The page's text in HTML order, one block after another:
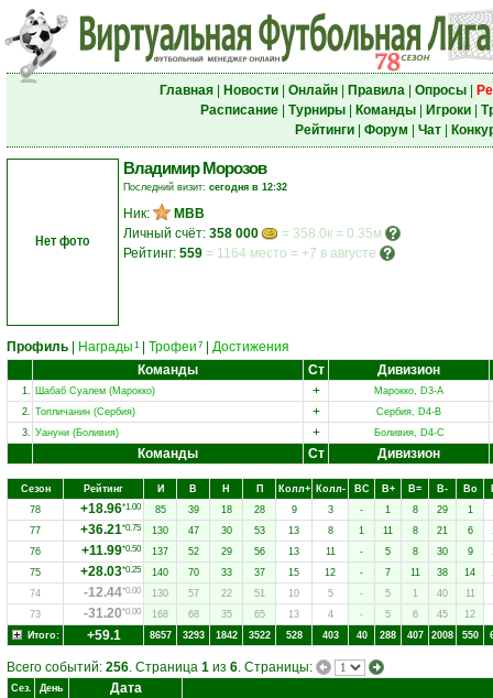
Главная| Новости| Онлайн| Правила| Опросы|
Расписание| Турниры| Команды| Игроки|
Рейтинги| Форум Чат|
Нет фото
Владимир Морозов
Последний визит: сегодня в 12:32
Ник:
МВВ
Личный счёт: 358 000
= 358.0к = 0.35м
Рейтинг: 559 = 1164 место = +7 в августе
Профиль Награды 1 Трофеи 7
Достижения
Команды
Ст Дивизион
1. Шабаб Суалем (Марокко) +
Марокко, D3-A
2. Топличанин (Сербия) +
Сербия, D4-B
3. Уануни (Боливия) + Боливия, D4-C
Команды Ст Дивизион
Сезон Рейтинг И В Н П Колл+ Колл- ВC В+ В= В- Вo
78
+18.96*1.00 85 39 18 28 9 3 - 1 8 29
1
77
+36.21*0.75 130 47 30 53 13 8 1 11 8 21 6
76
+11.99*0.50 137 52 29 56 13 11 - 5 8 30 9
75
+28.03*0.25 140 70 33 37 15 12 - 7 11 38 14
74
-12.44*0.00 130 57 22 51 10 5 - 5 1 40
11
73
-31.20*0.00 168 68 35 65 13 4 - 5 6 45 12
Итого:
+59.1 8657 3293 1842 3522 528 403 40 288 407 2008 550
Всего событий: 256. Страница 1 из 6. Страницы:
Сез. День Дата